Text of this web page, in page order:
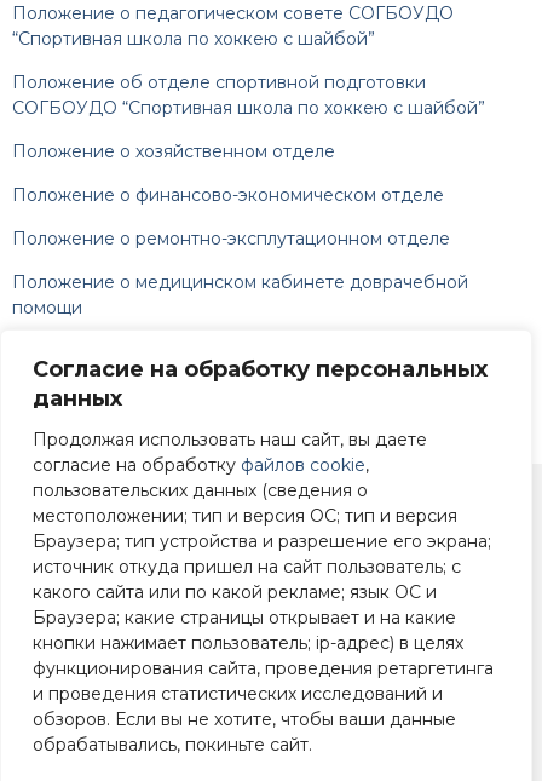
Согласие на обработку персональных
данных
Продолжая использовать наш сайт, вы даете
согласие на обработку файлов cookie,
пользовательских данных (сведения о
местоположении; тип и версия ОС; тип и версия
Браузера; тип устройства и разрешение его экрана;
источник откуда пришел на сайт пользователь; с
какого сайта или по какой рекламе; язык ОС и
Браузера; какие страницы открывает и на какие
кнопки нажимает пользователь; ip-адрес) в целях
функционирования сайта, проведения ретаргетинга
и проведения статистических исследований и
обзоров. Если вы не хотите, чтобы ваши данные
обрабатывались, покиньте сайт.
Положение о педагогическом совете СОГБОУДО
“Спортивная школа по хоккею с шайбой”
Положение об отделе спортивной подготовки
СОГБОУДО “Спортивная школа по хоккею с шайбой”
Положение о хозяйственном отделе
Положение о финансово-экономическом отделе
Положение о ремонтно-эксплутационном отделе
Положение о медицинском кабинете доврачебной
помощи
обеспечения
+7 (4812) 22-90-83
Смоленск, ул. 25
Сентября, 39
СОГБОУДО "Спортивная школа по хоккею с шайбой"